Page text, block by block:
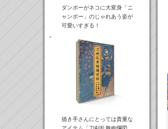
ダンボーがネコに大変身「ニ
ャンボー」のじゃれあう姿が
可愛いすぎる！
描き手さんにとっては貴重な